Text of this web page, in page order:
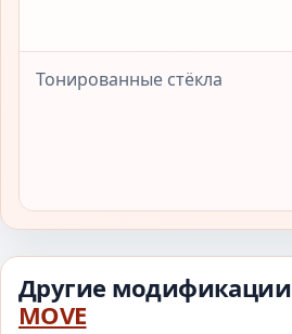
Тонированные стёкла
Другие модификации
MOVE